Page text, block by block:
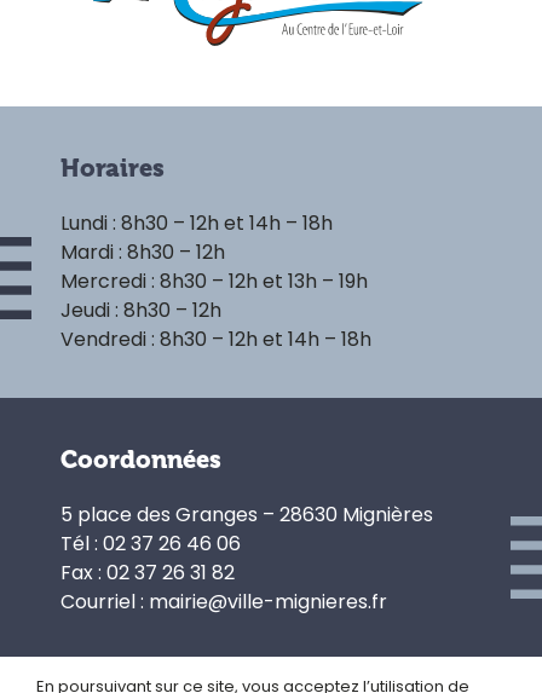
Horaires
Lundi : 8h30 – 12h et 14h – 18h
Mardi : 8h30 – 12h
Mercredi : 8h30 – 12h et 13h – 19h
Jeudi : 8h30 – 12h
Vendredi : 8h30 – 12h et 14h – 18h
Coordonnées
5 place des Granges – 28630 Mignières
Tél : 02 37 26 46 06
Fax : 02 37 26 31 82
Courriel : mairie@ville-mignieres.fr
En poursuivant sur ce site, vous acceptez l’utilisation de